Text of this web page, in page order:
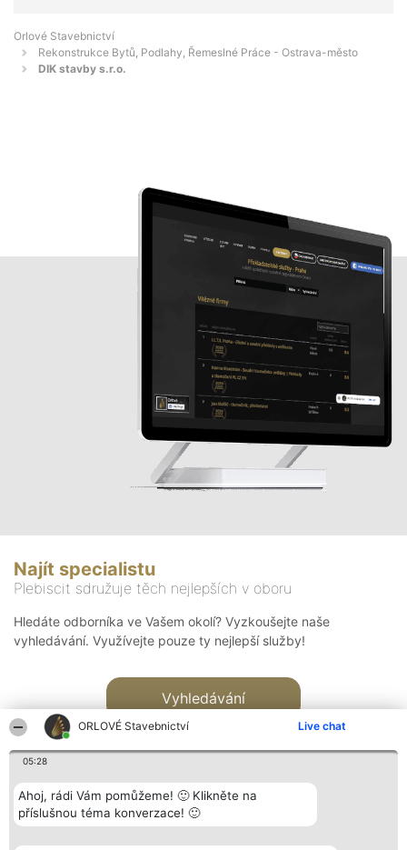
ORLOVÉ Stavebnictví Live chat
05:28
Ahoj, rádi Vám pomůžeme! 🙂 Klikněte na
příslušnou téma konverzace! 🙂
Orlové Stavebnictví
Rekonstrukce Bytů, Podlahy, Řemeslné Práce - Ostrava-město
DIK stavby s.r.o.
Najít specialistu
Plebiscit sdružuje těch nejlepších v oboru
Hledáte odborníka ve Vašem okolí? Vyzkoušejte naše
vyhledávání. Využívejte pouze ty nejlepší služby!
Vyhledávání
Bright Side Solutions sp. z o. Vítězové Kontakt